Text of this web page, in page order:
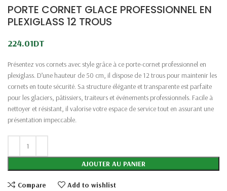
PORTE CORNET GLACE PROFESSIONNEL EN
PLEXIGLASS 12 TROUS
224.01DT
Présentez vos cornets avec style grâce à ce porte-cornet professionnel en
plexiglass. D’une hauteur de 50 cm, il dispose de 12 trous pour maintenir les
cornets en toute sécurité. Sa structure élégante et transparente est parfaite
pour les glaciers, pâtissiers, traiteurs et événements professionnels. Facile à
nettoyer et résistant, il valorise votre espace de service tout en assurant une
présentation impeccable.
AJOUTER AU PANIER
Compare Add to wishlist